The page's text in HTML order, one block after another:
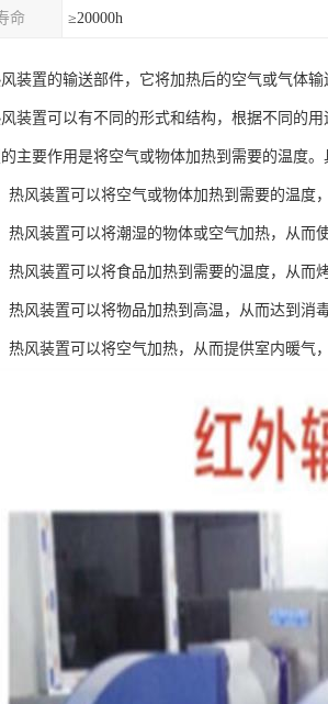
命 ≥20000h
装置的输送部件，它将加热后的空气或气体
装置可以有不同的形式和结构，根据不同的
主要作用是将空气或物体加热到需要的温度
热风装置可以将空气或物体加热到需要的温度
热风装置可以将潮湿的物体或空气加热，从而
热风装置可以将食品加热到需要的温度，从而
热风装置可以将物品加热到高温，从而达到消毒
热风装置可以将空气加热，从而提供室内暖气